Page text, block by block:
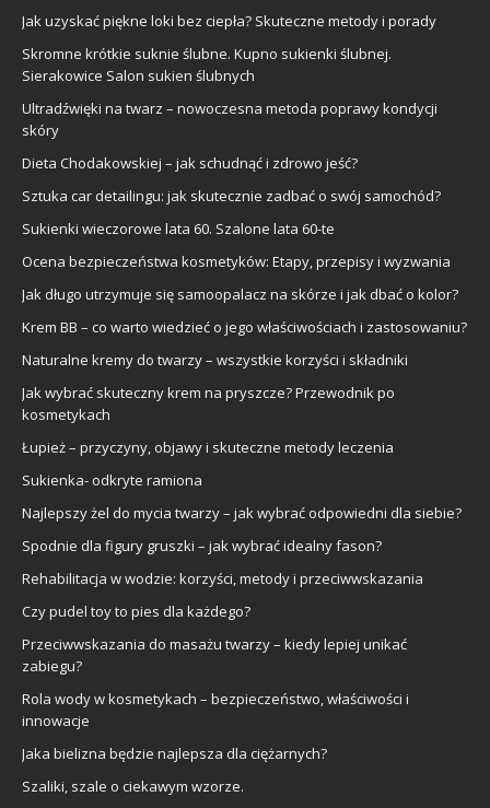
Jak uzyskać piękne loki bez ciepła? Skuteczne metody i porady
Skromne krótkie suknie ślubne. Kupno sukienki ślubnej.
Sierakowice Salon sukien ślubnych
Ultradźwięki na twarz – nowoczesna metoda poprawy kondycji
skóry
Dieta Chodakowskiej – jak schudnąć i zdrowo jeść?
Sztuka car detailingu: jak skutecznie zadbać o swój samochód?
Sukienki wieczorowe lata 60. Szalone lata 60-te
Ocena bezpieczeństwa kosmetyków: Etapy, przepisy i wyzwania
Jak długo utrzymuje się samoopalacz na skórze i jak dbać o kolor?
Krem BB – co warto wiedzieć o jego właściwościach i zastosowaniu?
Naturalne kremy do twarzy – wszystkie korzyści i składniki
Jak wybrać skuteczny krem na pryszcze? Przewodnik po
kosmetykach
Łupież – przyczyny, objawy i skuteczne metody leczenia
Sukienka- odkryte ramiona
Najlepszy żel do mycia twarzy – jak wybrać odpowiedni dla siebie?
Spodnie dla figury gruszki – jak wybrać idealny fason?
Rehabilitacja w wodzie: korzyści, metody i przeciwwskazania
Czy pudel toy to pies dla każdego?
Przeciwwskazania do masażu twarzy – kiedy lepiej unikać
zabiegu?
Rola wody w kosmetykach – bezpieczeństwo, właściwości i
innowacje
Jaka bielizna będzie najlepsza dla ciężarnych?
Szaliki, szale o ciekawym wzorze.